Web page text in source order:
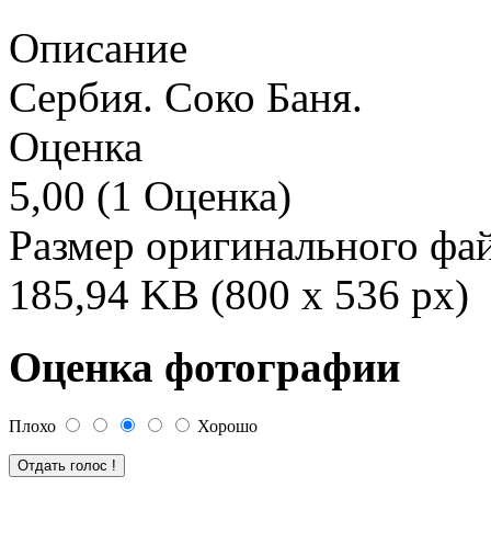
Описание
Сербия. Соко Баня.
Оценка
5,00 (1 Оценка)
Размер оригинального
185,94 KB (800 x 536 px)
Оценка фотографии
Плохо Хорошо